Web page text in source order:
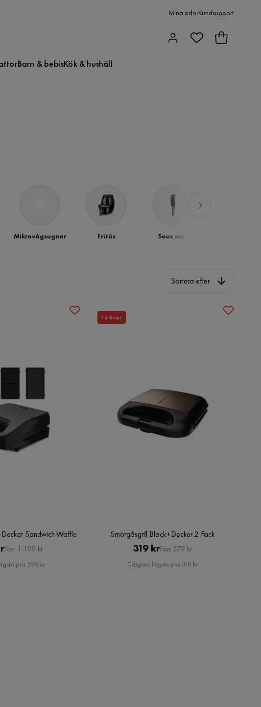
Mina sidorKundsupport
Barn & bebisKök & hushåll
Mikrovågsugnar Fritös Sous vide
Sortera efter
Sandwich Waffle
Pris
Original
Pris
Förr 1 199 kr
pris 599 kr
Smörgåsgrill Black+Decker 2 Fack
Pris
319 krOriginal
Pris
Förr 579 kr
Tidigare lägsta pris 319 kr
Få kvar